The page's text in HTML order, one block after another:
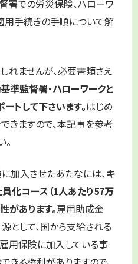
署での労災保険、ハローワ
手続きの手順について解
れませんが、必要書類さえ
準監督署・ハローワークと
トして下さいます。はじめ
きますので、本記事を参考
加入させたあたなには、キ
化コース（1人あたり57万
があります。雇用助成金
として、国から支給される
用保険に加入している事